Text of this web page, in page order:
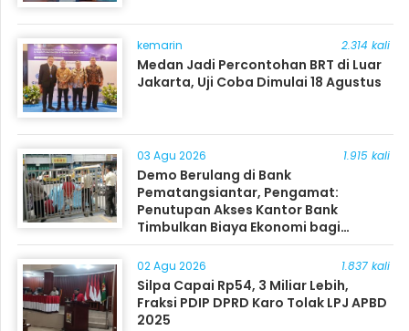
kemarin 2.314 kali
Medan Jadi Percontohan BRT di Luar
Jakarta, Uji Coba Dimulai 18 Agustus
03 Agu 2026 1.915 kali
Demo Berulang di Bank
Pematangsiantar, Pengamat:
Penutupan Akses Kantor Bank
Timbulkan Biaya Ekonomi bagi
Masyarakat
02 Agu 2026 1.837 kali
Silpa Capai Rp54, 3 Miliar Lebih,
Fraksi PDIP DPRD Karo Tolak LPJ APBD
2025